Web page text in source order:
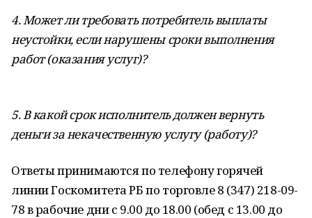
4. Может ли требовать потребитель выплаты
неустойки, если нарушены сроки выполнения
работ (оказания услуг)?
5. В какой срок исполнитель должен вернуть
деньги за некачественную услугу (работу)?
Ответы принимаются по телефону горячей
линии Госкомитета РБ по торговле 8 (347) 218-09-
78 в рабочие дни с 9.00 до 18.00 (обед с 13.00 до